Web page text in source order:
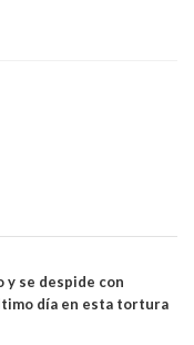
y se despide con
día en esta tortura